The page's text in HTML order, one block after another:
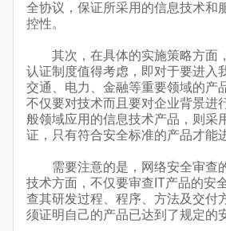
全协议，保证所采用的信息技术和
控性。
其次，在具体的实施策略方面
认证制度值得考虑，即对于要进入
交通、电力、金融等重要领域的产
不仅要对技术而且要对企业背景进
般领域应用的信息技术产品，则采
证，只有符合安全标准的产品才能
需要注意的是，网络安全审查
技术方面，不仅要审查IT产品的安
查其研发过程、程序、方法及交付
须证明自己的产品已达到了规定的